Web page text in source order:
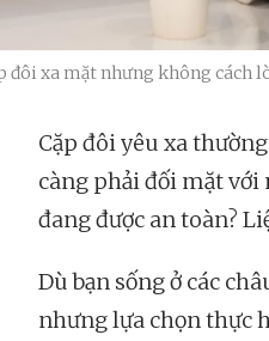
đôi xa mặt nhưng không cách
Cặp đôi yêu xa
càng phải đối mặt
đang được an toàn?
Dù bạn sống ở các
nhưng lựa chọn thực